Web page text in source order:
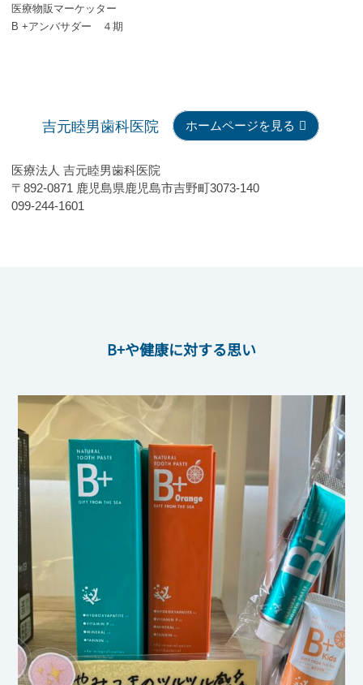
医療物販マーケッター
B +アンバサダー ４期
吉元睦男歯科医院 ホームページを見る
医療法人 吉元睦男歯科医院
〒892-0871 鹿児島県鹿児島市吉野町3073-140
099-244-1601
B+や健康に対する思い